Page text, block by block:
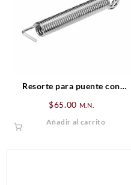
Resorte para puente con
$65.00 M.N.
Añadir al carrito